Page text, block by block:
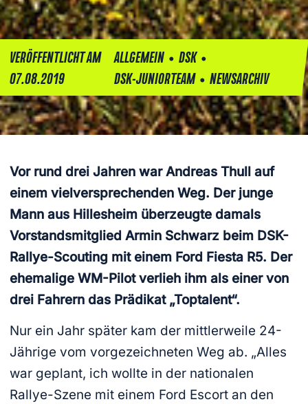
VERÖFFENTLICHT AM
07.08.2019
ALLGEMEIN •DSK•
DSK-JUNIORTEAM•NEWSARCHIV
Vor rund drei Jahren war Andreas Thull auf
einem vielversprechenden Weg. Der junge
Mann aus Hillesheim überzeugte damals
Vorstandsmitglied Armin Schwarz beim DSK-
Rallye-Scouting mit einem Ford Fiesta R5. Der
ehemalige WM-Pilot verlieh ihm als einer von
drei Fahrern das Prädikat „Toptalent“.
Nur ein Jahr später kam der mittlerweile 24-
Jährige vom vorgezeichneten Weg ab. „Alles
war geplant, ich wollte in der nationalen
Rallye-Szene mit einem Ford Escort an den